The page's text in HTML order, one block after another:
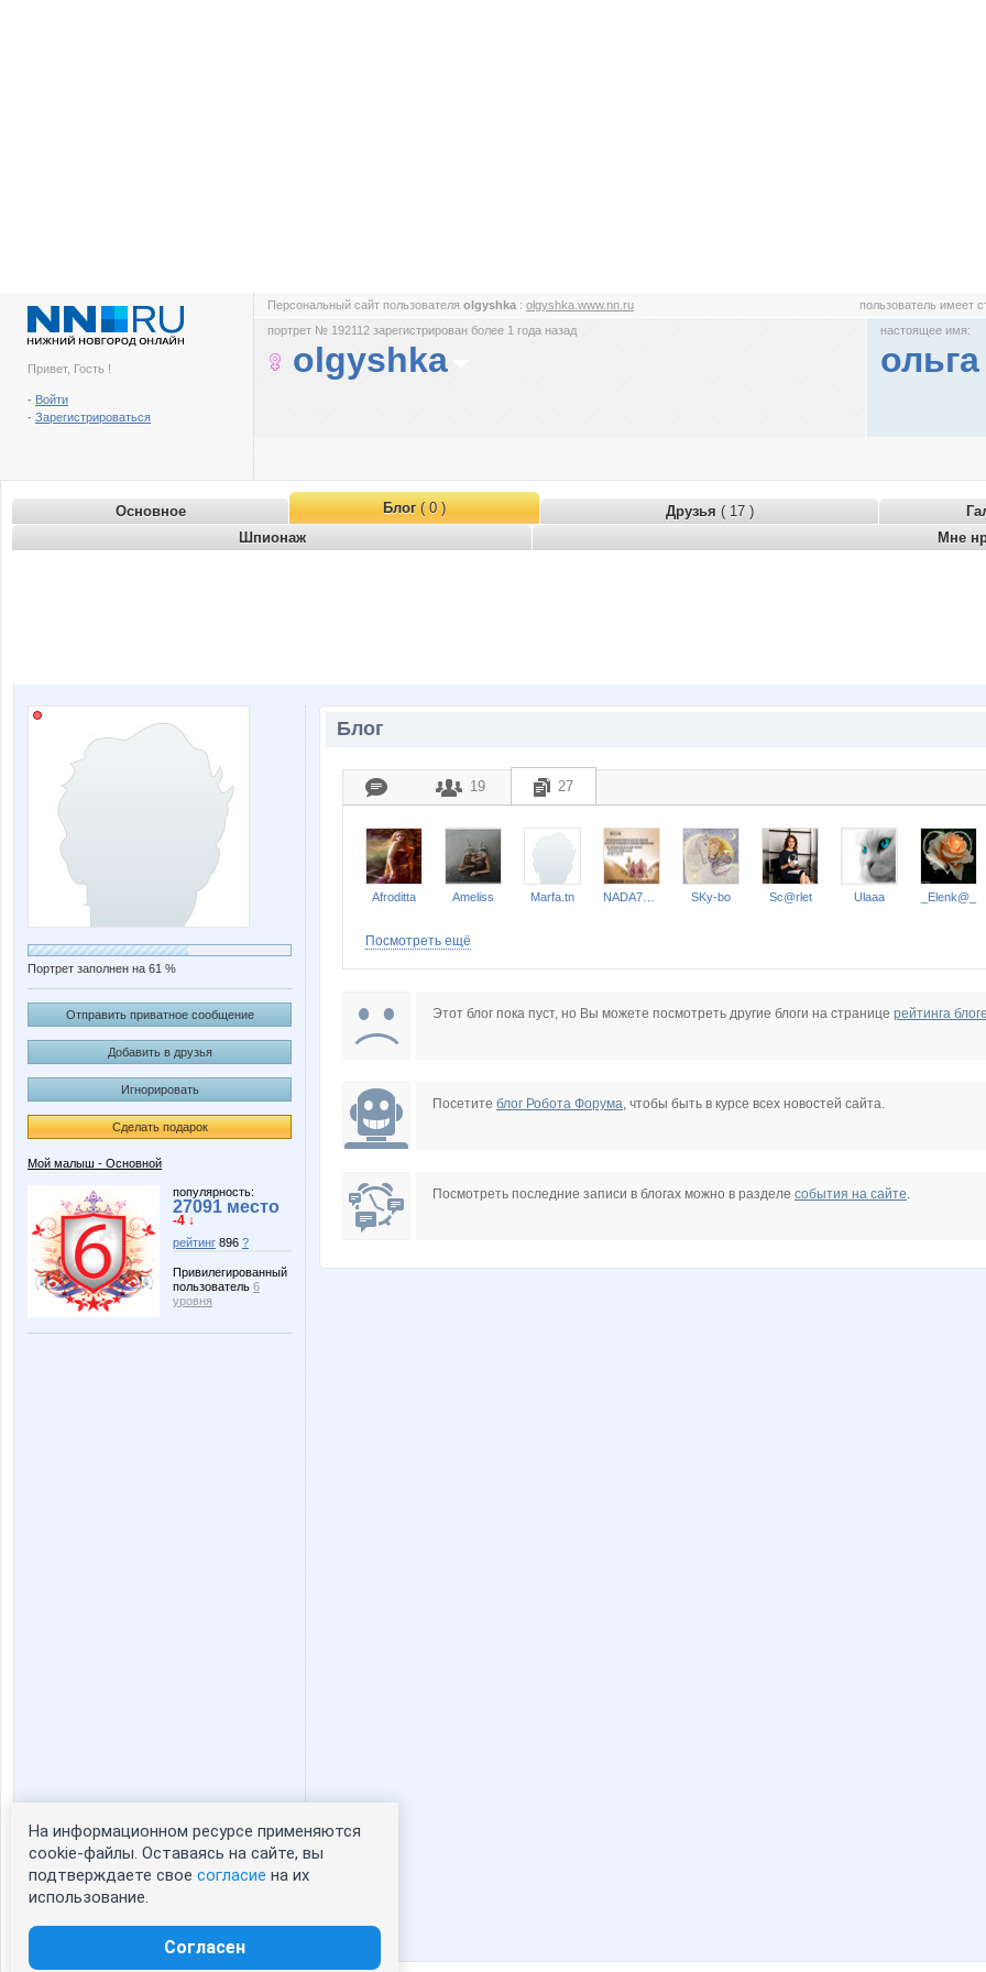
Привет, Гость !
- Войти
- Зарегистрироваться
Персональный сайт пользователя olgyshka : olgyshka.www.nn.ru пользователь имеет
портрет № 192112 зарегистрирован более 1 года назад
olgyshka
настоящее имя:
ольга
Основное Блог( 0 ) Друзья ( 17 )
Шпионаж
Мне
Портрет заполнен на 61 %
Отправить приватное сообщение
Добавить в друзья
Игнорировать
Сделать подарок
Мой малыш - Основной
популярность:
27091 место
-4 ↓
рейтинг 896 ?
Привилегированный
пользователь 6
уровня
Статистика портрета:
сейчас просматривают портрет - 0
зарегистрированные пользователи
Блог
19 27
Afroditta Ameliss Marfa.tn SKy-bo Sc@rlet Ulaaa _Elenk@_
Посмотреть ещё
Этот блог пока пуст, но Вы можете посмотреть другие блоги на странице рейтинга
Посетите блог Робота Форума, чтобы быть в курсе всех новостей сайта.
Посмотреть последние записи в блогах можно в разделе события на сайте.
На информационном ресурсе применяются
cookie-файлы. Оставаясь на сайте, вы
подтверждаете свое согласие на их
использование.
Согласен